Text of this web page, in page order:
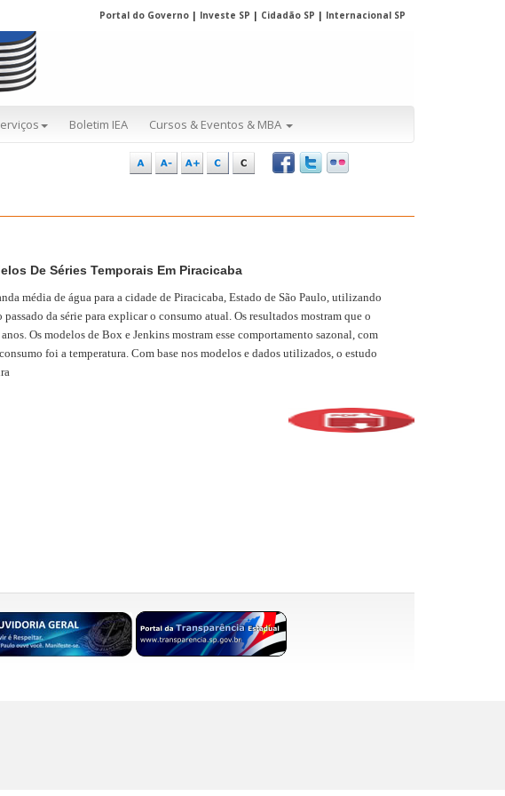
Portal do Governo | Investe SP | Cidadão SP | Internacional SP
Boletim IEA Cursos & Eventos & MBA
De Séries Temporais Em Piracicaba
média de água para a cidade de Piracicaba, Estado de São Paulo, utilizando
da série para explicar o consumo atual. Os resultados mostram que o
Os modelos de Box e Jenkins mostram esse comportamento sazonal, com
foi a temperatura. Com base nos modelos e dados utilizados, o estudo